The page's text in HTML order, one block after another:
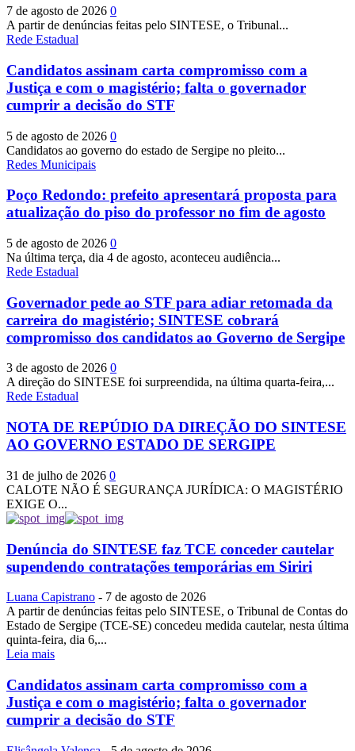
7 de agosto de 2026 0
A partir de denúncias feitas pelo SINTESE, o Tribunal...
Rede Estadual
Candidatos assinam carta compromisso com a
Justiça e com o magistério; falta o governador
cumprir a decisão do STF
5 de agosto de 2026 0
Candidatos ao governo do estado de Sergipe no pleito...
Redes Municipais
Poço Redondo: prefeito apresentará proposta para
atualização do piso do professor no fim de agosto
5 de agosto de 2026 0
Na última terça, dia 4 de agosto, aconteceu audiência...
Rede Estadual
Governador pede ao STF para adiar retomada da
carreira do magistério; SINTESE cobrará
compromisso dos candidatos ao Governo de Sergipe
3 de agosto de 2026 0
A direção do SINTESE foi surpreendida, na última quarta-feira,...
Rede Estadual
NOTA DE REPÚDIO DA DIREÇÃO DO SINTESE
AO GOVERNO ESTADO DE SERGIPE
31 de julho de 2026 0
CALOTE NÃO É SEGURANÇA JURÍDICA: O MAGISTÉRIO
EXIGE O...
Denúncia do SINTESE faz TCE conceder cautelar
supendendo contratações temporárias em Siriri
Luana Capistrano - 7 de agosto de 2026
A partir de denúncias feitas pelo SINTESE, o Tribunal de Contas do
Estado de Sergipe (TCE-SE) concedeu medida cautelar, nesta última
quinta-feira, dia 6,...
Leia mais
Candidatos assinam carta compromisso com a
Justiça e com o magistério; falta o governador
cumprir a decisão do STF